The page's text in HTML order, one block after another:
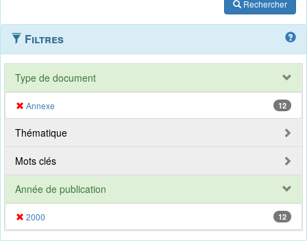
Rechercher
Filtres
Type de document
Annexe 12
Thématique
Mots clés
Année de publication
2000 12